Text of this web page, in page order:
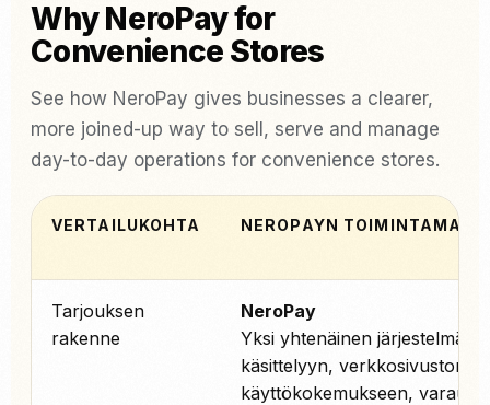
Why NeroPay for
Convenience Stores
See how NeroPay gives businesses a clearer,
more joined-up way to sell, serve and manage
day-to-day operations for convenience stores.
VERTAILUKOHTA NEROPAYN TOIMINTAMALLI
Tarjouksen
rakenne
NeroPay
Yksi yhtenäinen järjestelmä
käsittelyyn, verkkosivuston
käyttökokemukseen,